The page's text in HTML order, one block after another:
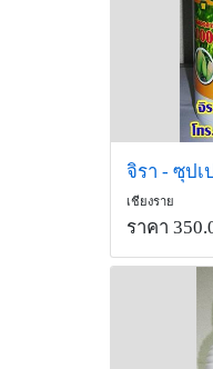
จิรา - ซุปเ
เชียงราย
ราคา